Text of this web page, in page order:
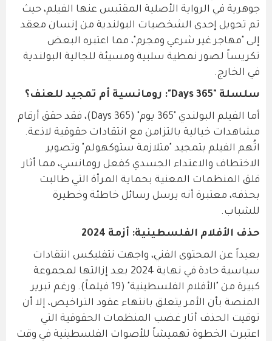
جوهرية في الرواية الأصلية المقتبس عنها الفيلم، حيث
تم تحويل إحدى الشخصيات البولندية من إنسان معقد
إلى "مهاجر غير شرعي ومجرم"، مما اعتبره البعض
تكريساً لصور نمطية سلبية ومسيئة للجالية البولندية
في الخارج.
سلسلة "365 Days": رومانسية أم تمجيد للعنف؟
أما الفيلم البولندي "365 يوم" (365 Days)، فقد حقق أرقام
مشاهدات خيالية بالتزامن مع انتقادات حقوقية لاذعة.
اتُهم الفيلم بتمجيد "متلازمة ستوكهولم" وتصوير
الاختطاف والاعتداء الجسدي كفعل رومانسي، مما أثار
قلق المنظمات المعنية بحماية المرأة التي طالبت
بحذفه، معتبرة أنه يرسل رسائل خاطئة وخطيرة
للشباب.
حذف الأفلام الفلسطينية: أزمة 2024
بعيداً عن المحتوى الفني، واجهت نتفليكس انتقادات
سياسية حادة في نهاية 2024 بعد إزالتها لمجموعة
كبيرة من "الأفلام الفلسطينية" (19 فيلماً). ورغم تبرير
المنصة بأن الأمر يتعلق بانتهاء عقود التراخيص، إلا أن
توقيت الحذف أثار غضب المنظمات الحقوقية التي
اعتبرت الخطوة تهميشاً للأصوات الفلسطينية في وقت